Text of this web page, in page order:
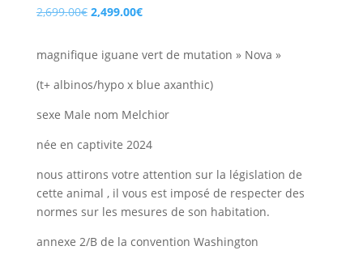
2,699.00€ Le
initial
était :
2,699.00€.
2,499.00€Le
actuel
2,499.00€.
magnifique iguane vert de mutation » Nova »
(t+ albinos/hypo x blue axanthic)
sexe Male nom Melchior
née en captivite 2024
nous attirons votre attention sur la législation de
cette animal , il vous est imposé de respecter des
normes sur les mesures de son habitation.
annexe 2/B de la convention Washington